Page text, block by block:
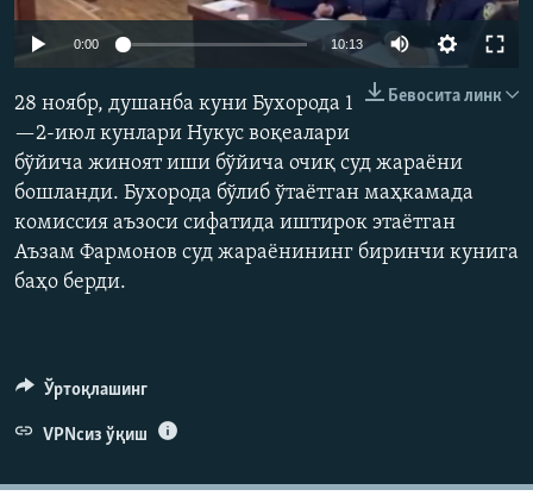
240p 480p
720p 1080p
0:00 10:13
480p
1080p
Бевосита линк
28 ноябр, душанба куни Бухорода 1
—2-июл кунлари Нукус воқеалари
бўйича жиноят иши бўйича очиқ суд жараёни
бошланди. Бухорода бўлиб ўтаётган маҳкамада
комиссия аъзоси сифатида иштирок этаётган
Аъзам Фармонов суд жараёнининг биринчи кунига
баҳо берди.
Ўртоқлашинг
VPNсиз ўқиш